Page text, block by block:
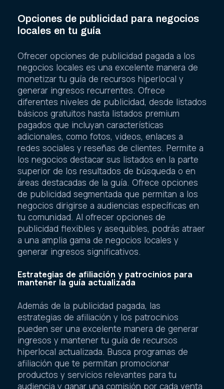
Opciones de publicidad para negocios
locales en tu guía
Ofrecer opciones de publicidad pagada a los
negocios locales es una excelente manera de
monetizar tu guía de recursos hiperlocal y
generar ingresos recurrentes. Ofrece
diferentes niveles de publicidad, desde listados
básicos gratuitos hasta listados premium
pagados que incluyan características
adicionales, como fotos, videos, enlaces a
redes sociales y reseñas de clientes. Permite a
los negocios destacar sus listados en la parte
superior de los resultados de búsqueda o en
áreas destacadas de la guía. Ofrece opciones
de publicidad segmentada que permitan a los
negocios dirigirse a audiencias específicas en
tu comunidad. Al ofrecer opciones de
publicidad flexibles y asequibles, podrás atraer
a una amplia gama de negocios locales y
generar ingresos significativos.
Estrategias de afiliación y patrocinios para
mantener la guía actualizada
Además de la publicidad pagada, las
estrategias de afiliación y los patrocinios
pueden ser una excelente manera de generar
ingresos y mantener tu guía de recursos
hiperlocal actualizada. Busca programas de
afiliación que te permitan promocionar
productos y servicios relevantes para tu
audiencia y ganar una comisión por cada venta